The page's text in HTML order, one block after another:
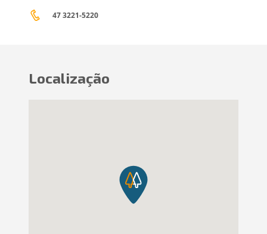
47 3221-5220
Localização